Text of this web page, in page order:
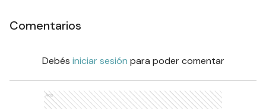
Comentarios
Debés iniciar sesión para poder comentar
Ads